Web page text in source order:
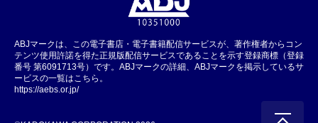
ABJマークは、この電子書店・電子書籍配信サービスが、著作権者からコン
テンツ使用許諾を得た正規版配信サービスであることを示す登録商標（登録
番号 第6091713号）です。ABJマークの詳細、ABJマークを掲示しているサ
ービスの一覧はこちら。
https://aebs.or.jp/